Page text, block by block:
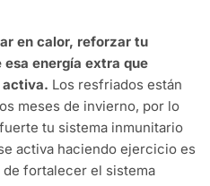
en calor, reforzar tu
esa energía extra que
activa. Los resfriados están
meses de invierno, por lo
fuerte tu sistema inmunitario
activa haciendo ejercicio es
de fortalecer el sistema